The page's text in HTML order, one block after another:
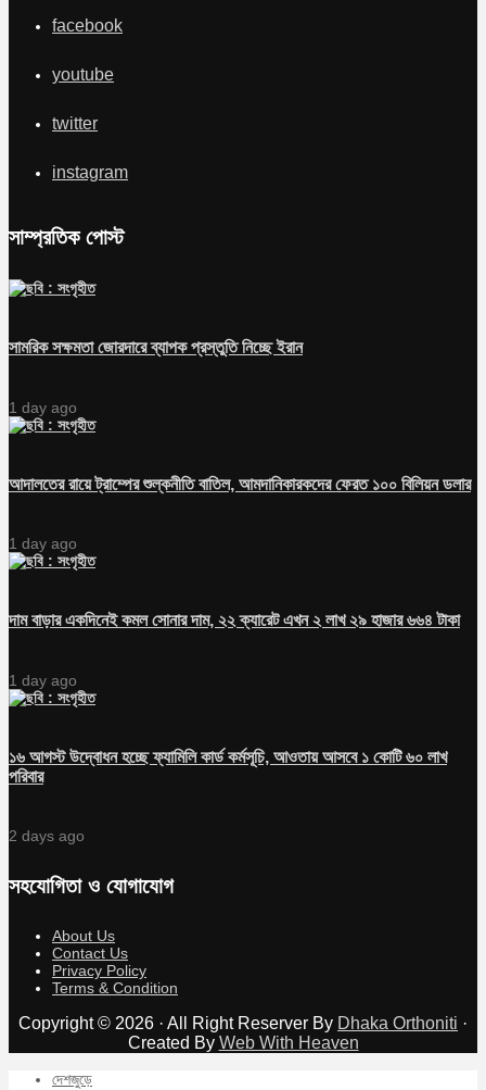
facebook
youtube
twitter
instagram
সাম্প্রতিক পোস্ট
সামরিক সক্ষমতা জোরদারে ব্যাপক প্রস্তুতি নিচ্ছে ইরান
1 day ago
আদালতের রায়ে ট্রাম্পের শুল্কনীতি বাতিল, আমদানিকারকদের ফেরত ১০০ বিলিয়ন ডলার
1 day ago
দাম বাড়ার একদিনেই কমল সোনার দাম, ২২ ক্যারেট এখন ২ লাখ ২৯ হাজার ৬৬৪ টাকা
1 day ago
১৬ আগস্ট উদ্বোধন হচ্ছে ফ্যামিলি কার্ড কর্মসূচি, আওতায় আসবে ১ কোটি ৬০ লাখ
পরিবার
2 days ago
সহযোগিতা ও যোগাযোগ
About Us
Contact Us
Privacy Policy
Terms & Condition
Copyright © 2026 · All Right Reserver By Dhaka Orthoniti ·
Created By Web With Heaven
দেশজুড়ে